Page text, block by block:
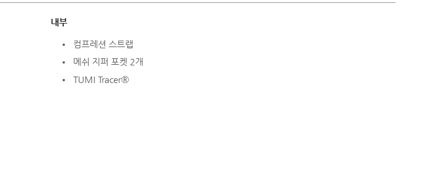
내부
컴프레션 스트랩
메쉬 지퍼 포켓 2개
TUMI Tracer®